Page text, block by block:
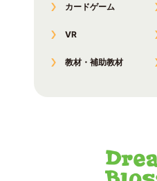
カードゲーム
VR
教材・補助教材